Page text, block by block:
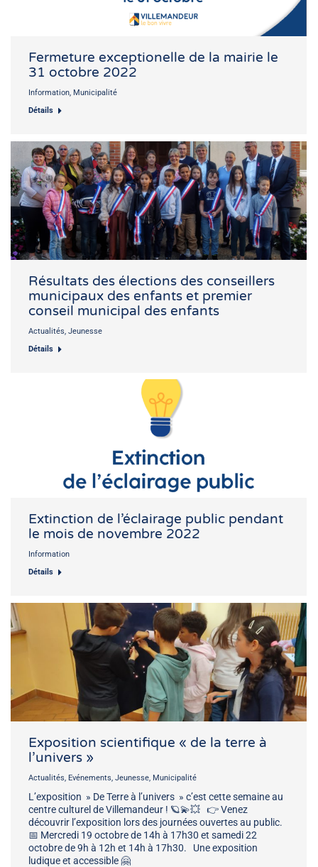
Fermeture exceptionelle de la mairie le
31 octobre 2022
Information, Municipalité
Détails
Résultats des élections des conseillers
municipaux des enfants et premier
conseil municipal des enfants
Actualités, Jeunesse
Détails
Extinction de l’éclairage public pendant
le mois de novembre 2022
Information
Détails
Exposition scientifique « de la terre à
l’univers »
Actualités, Evénements, Jeunesse, Municipalité
L’exposition » De Terre à l’univers » c’est cette semaine au
centre culturel de Villemandeur ! 🪐💫💥 👉 Venez
découvrir l’exposition lors des journées ouvertes au public.
📅 Mercredi 19 octobre de 14h à 17h30 et samedi 22
octobre de 9h à 12h et 14h à 17h30. Une exposition
ludique et accessible 🤗